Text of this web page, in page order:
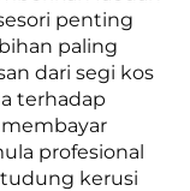
penting
paling
dari segi kos
terhadap
profesional
kerusi